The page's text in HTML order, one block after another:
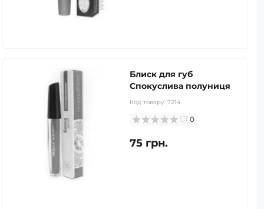
Блиск для губ
Спокуслива полуниця
Код товару: 7214
0
75 грн.